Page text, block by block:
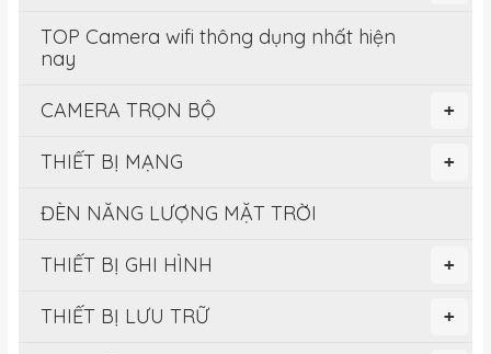
TOP Camera wifi thông dụng nhất hiện
nay
+
CAMERA TRỌN BỘ
+
THIẾT BỊ MẠNG
ĐÈN NĂNG LƯỢNG MẶT TRỜI
+
THIẾT BỊ GHI HÌNH
+
THIẾT BỊ LƯU TRỮ